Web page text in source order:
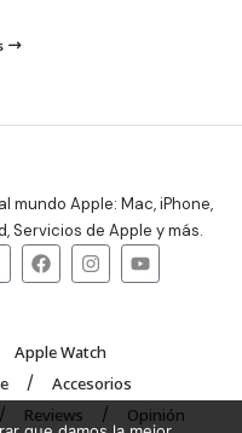
mundo Apple: Mac, iPhone,
Servicios de Apple y más.
Apple Watch
Accesorios
Reviews Opinión